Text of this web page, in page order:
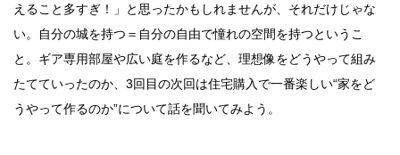
えること多すぎ！」と思ったかもしれませんが、それだけじゃな
い。自分の城を持つ＝自分の自由で憧れの空間を持つというこ
と。ギア専用部屋や広い庭を作るなど、理想像をどうやって組み
たてていったのか、3回目の次回は住宅購入で一番楽しい“家をど
うやって作るのか”について話を聞いてみよう。